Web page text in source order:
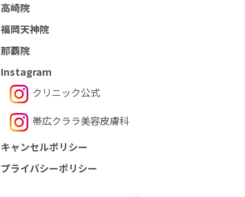
高崎院
福岡天神院
那覇院
Instagram
クリニック公式
帯広クララ美容⽪膚科
キャンセルポリシー
プライバシーポリシー